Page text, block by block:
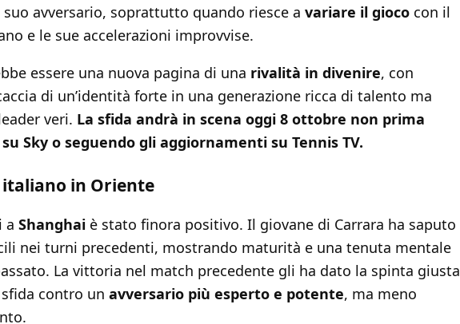
avversario, soprattutto quando riesce a variare il gioco con il
e le sue accelerazioni improvvise.
essere una nuova pagina di una rivalità in divenire, con
di un’identità forte in una generazione ricca di talento ma
veri. La sfida andrà in scena oggi 8 ottobre non prima
Sky o seguendo gli aggiornamenti su Tennis TV.
in Oriente
a Shanghai è stato finora positivo. Il giovane di Carrara ha saputo
nei turni precedenti, mostrando maturità e una tenuta mentale
La vittoria nel match precedente gli ha dato la spinta giusta
contro un avversario più esperto e potente, ma meno